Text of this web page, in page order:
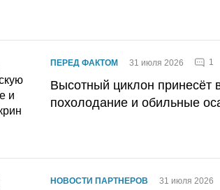
ПЕРЕД ФАКТОМ 31 июля 2026 1
Высотный циклон принесёт
похолодание и обильные
НОВОСТИ ПАРТНЕРОВ 31 июля 2026